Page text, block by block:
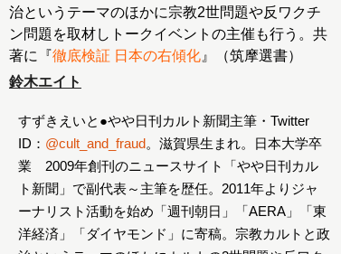
治というテーマのほかに宗教2世問題や反ワクチ
ン問題を取材しトークイベントの主催も行う。共
著に『徹底検証 日本の右傾化 』（筑摩選書）
鈴木エイト
すずきえいと●やや日刊カルト新聞主筆・Twitter
ID： @cult_and_fraud。滋賀県生まれ。日本大学卒
業 2009年創刊のニュースサイト「やや日刊カル
ト新聞」で副代表～主筆を歴任。2011年よりジャ
ーナリスト活動を始め「週刊朝日」「AERA」「東
洋経済」「ダイヤモンド」に寄稿。宗教カルトと政